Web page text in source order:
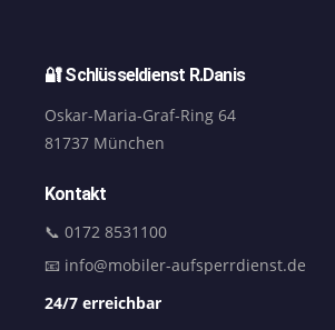
🔐 Schlüsseldienst R.Danis
Oskar-Maria-Graf-Ring 64
81737 München
Kontakt
📞 0172 8531100
📧 info@mobiler-aufsperrdienst.de
24/7 erreichbar